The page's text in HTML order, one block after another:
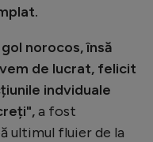
norocos, însă
de lucrat, felicit
indviduale
a fost
ultimul fluier de la